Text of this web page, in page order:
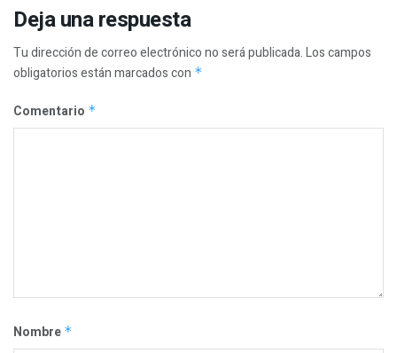
Deja una respuesta
Tu dirección de correo electrónico no será publicada.Los campos
obligatorios están marcados con *
Comentario *
Nombre *